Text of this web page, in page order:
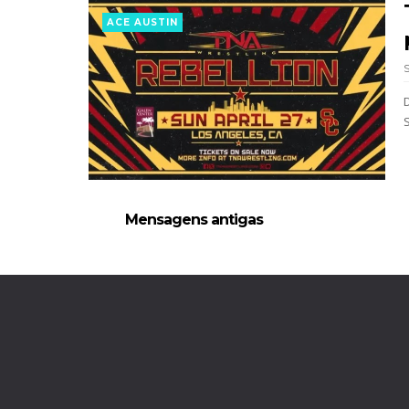
Unknown-Aug 07 2026
ACE AUSTIN
Mensagens antigas